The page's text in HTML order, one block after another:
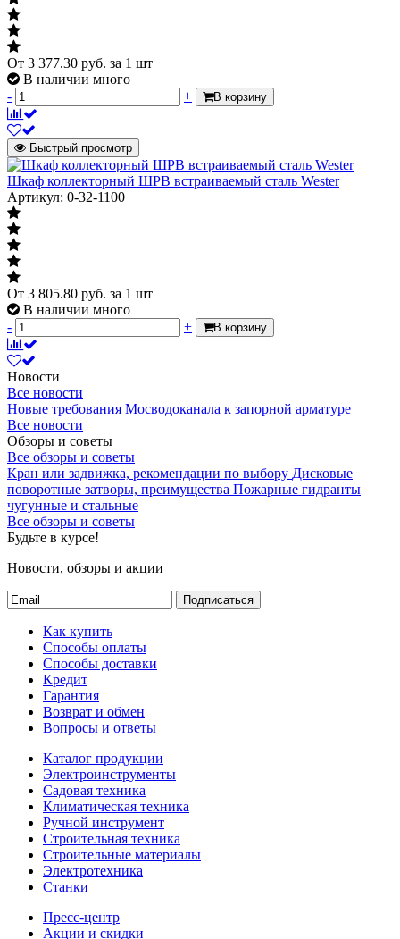
От 3 377.30 руб. за 1 шт
В наличии много
-
+ В корзину
Быстрый просмотр
Шкаф коллекторный ШРВ встраиваемый сталь Wester
Артикул: 0-32-1100
От 3 805.80 руб. за 1 шт
В наличии много
-
+ В корзину
Новости
Все новости
Новые требования Мосводоканала к запорной арматуре
Все новости
Обзоры и советы
Все обзоры и советы
Кран или задвижка, рекомендации по выбору Дисковые
поворотные затворы, преимущества Пожарные гидранты
чугунные и стальные
Все обзоры и советы
Будьте в курсе!
Новости, обзоры и акции
Подписаться
Как купить
Способы оплаты
Способы доставки
Кредит
Гарантия
Возврат и обмен
Вопросы и ответы
Каталог продукции
Электроинструменты
Садовая техника
Климатическая техника
Ручной инструмент
Строительная техника
Строительные материалы
Электротехника
Станки
Пресс-центр
Акции и скидки